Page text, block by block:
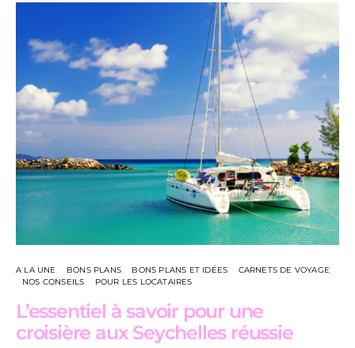
A LA UNE BONS PLANS BONS PLANS ET IDÉES
CARNETS DE VOYAGE
NOS CONSEILS
POUR LES LOCATAIRES
L’essentiel à savoir pour une
croisière aux Seychelles réussie